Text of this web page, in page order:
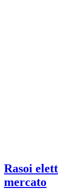
Rasoi
mercato